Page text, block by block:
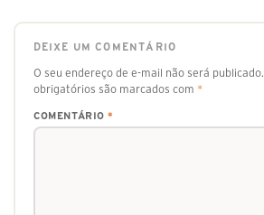
DEIXE UM COMENTÁRIO
O seu endereço de e-mail não será publicado.
obrigatórios são marcados com *
COMENTÁRIO *